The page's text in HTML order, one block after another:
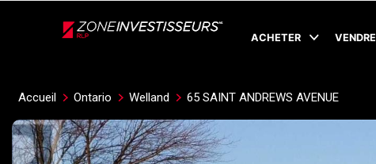
ACHETER VENDRE
Accueil Ontario Welland 65 SAINT ANDREWS AVENUE